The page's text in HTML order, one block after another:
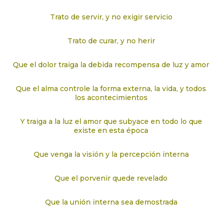
Trato de servir, y no exigir servicio
Trato de curar, y no herir
Que el dolor traiga la debida recompensa de luz y amor
Que el alma controle la forma externa, la vida, y todos
los acontecimientos
Y traiga a la luz el amor que subyace en todo lo que
existe en esta época
Que venga la visión y la percepción interna
Que el porvenir quede revelado
Que la unión interna sea demostrada